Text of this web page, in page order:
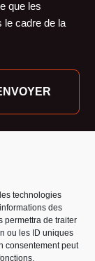
technologies
des
permettra de traiter
ou les ID uniques
consentement peut
que les
le cadre de la